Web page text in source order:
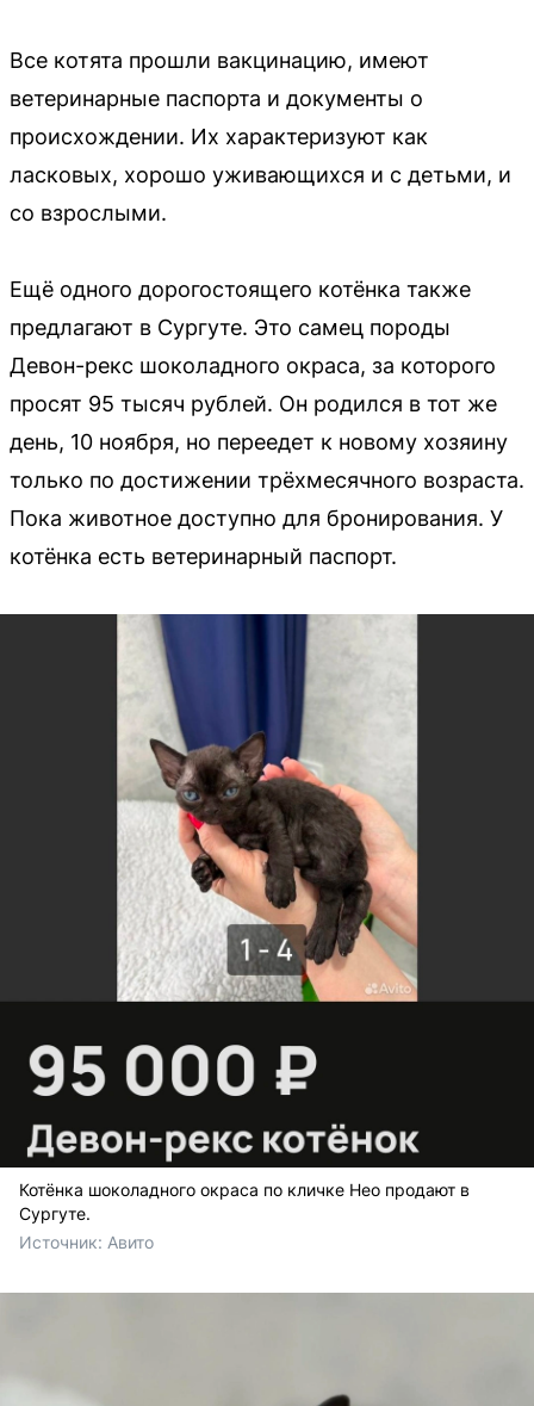
Все котята прошли вакцинацию, имеют
ветеринарные паспорта и документы о
происхождении. Их характеризуют как
ласковых, хорошо уживающихся и с детьми, и
со взрослыми.
Ещё одного дорогостоящего котёнка также
предлагают в Сургуте. Это самец породы
Девон-рекс шоколадного окраса, за которого
просят 95 тысяч рублей. Он родился в тот же
день, 10 ноября, но переедет к новому хозяину
только по достижении трёхмесячного возраста.
Пока животное доступно для бронирования. У
котёнка есть ветеринарный паспорт.
Котёнка шоколадного окраса по кличке Нео продают в
Сургуте.
Источник: Авито